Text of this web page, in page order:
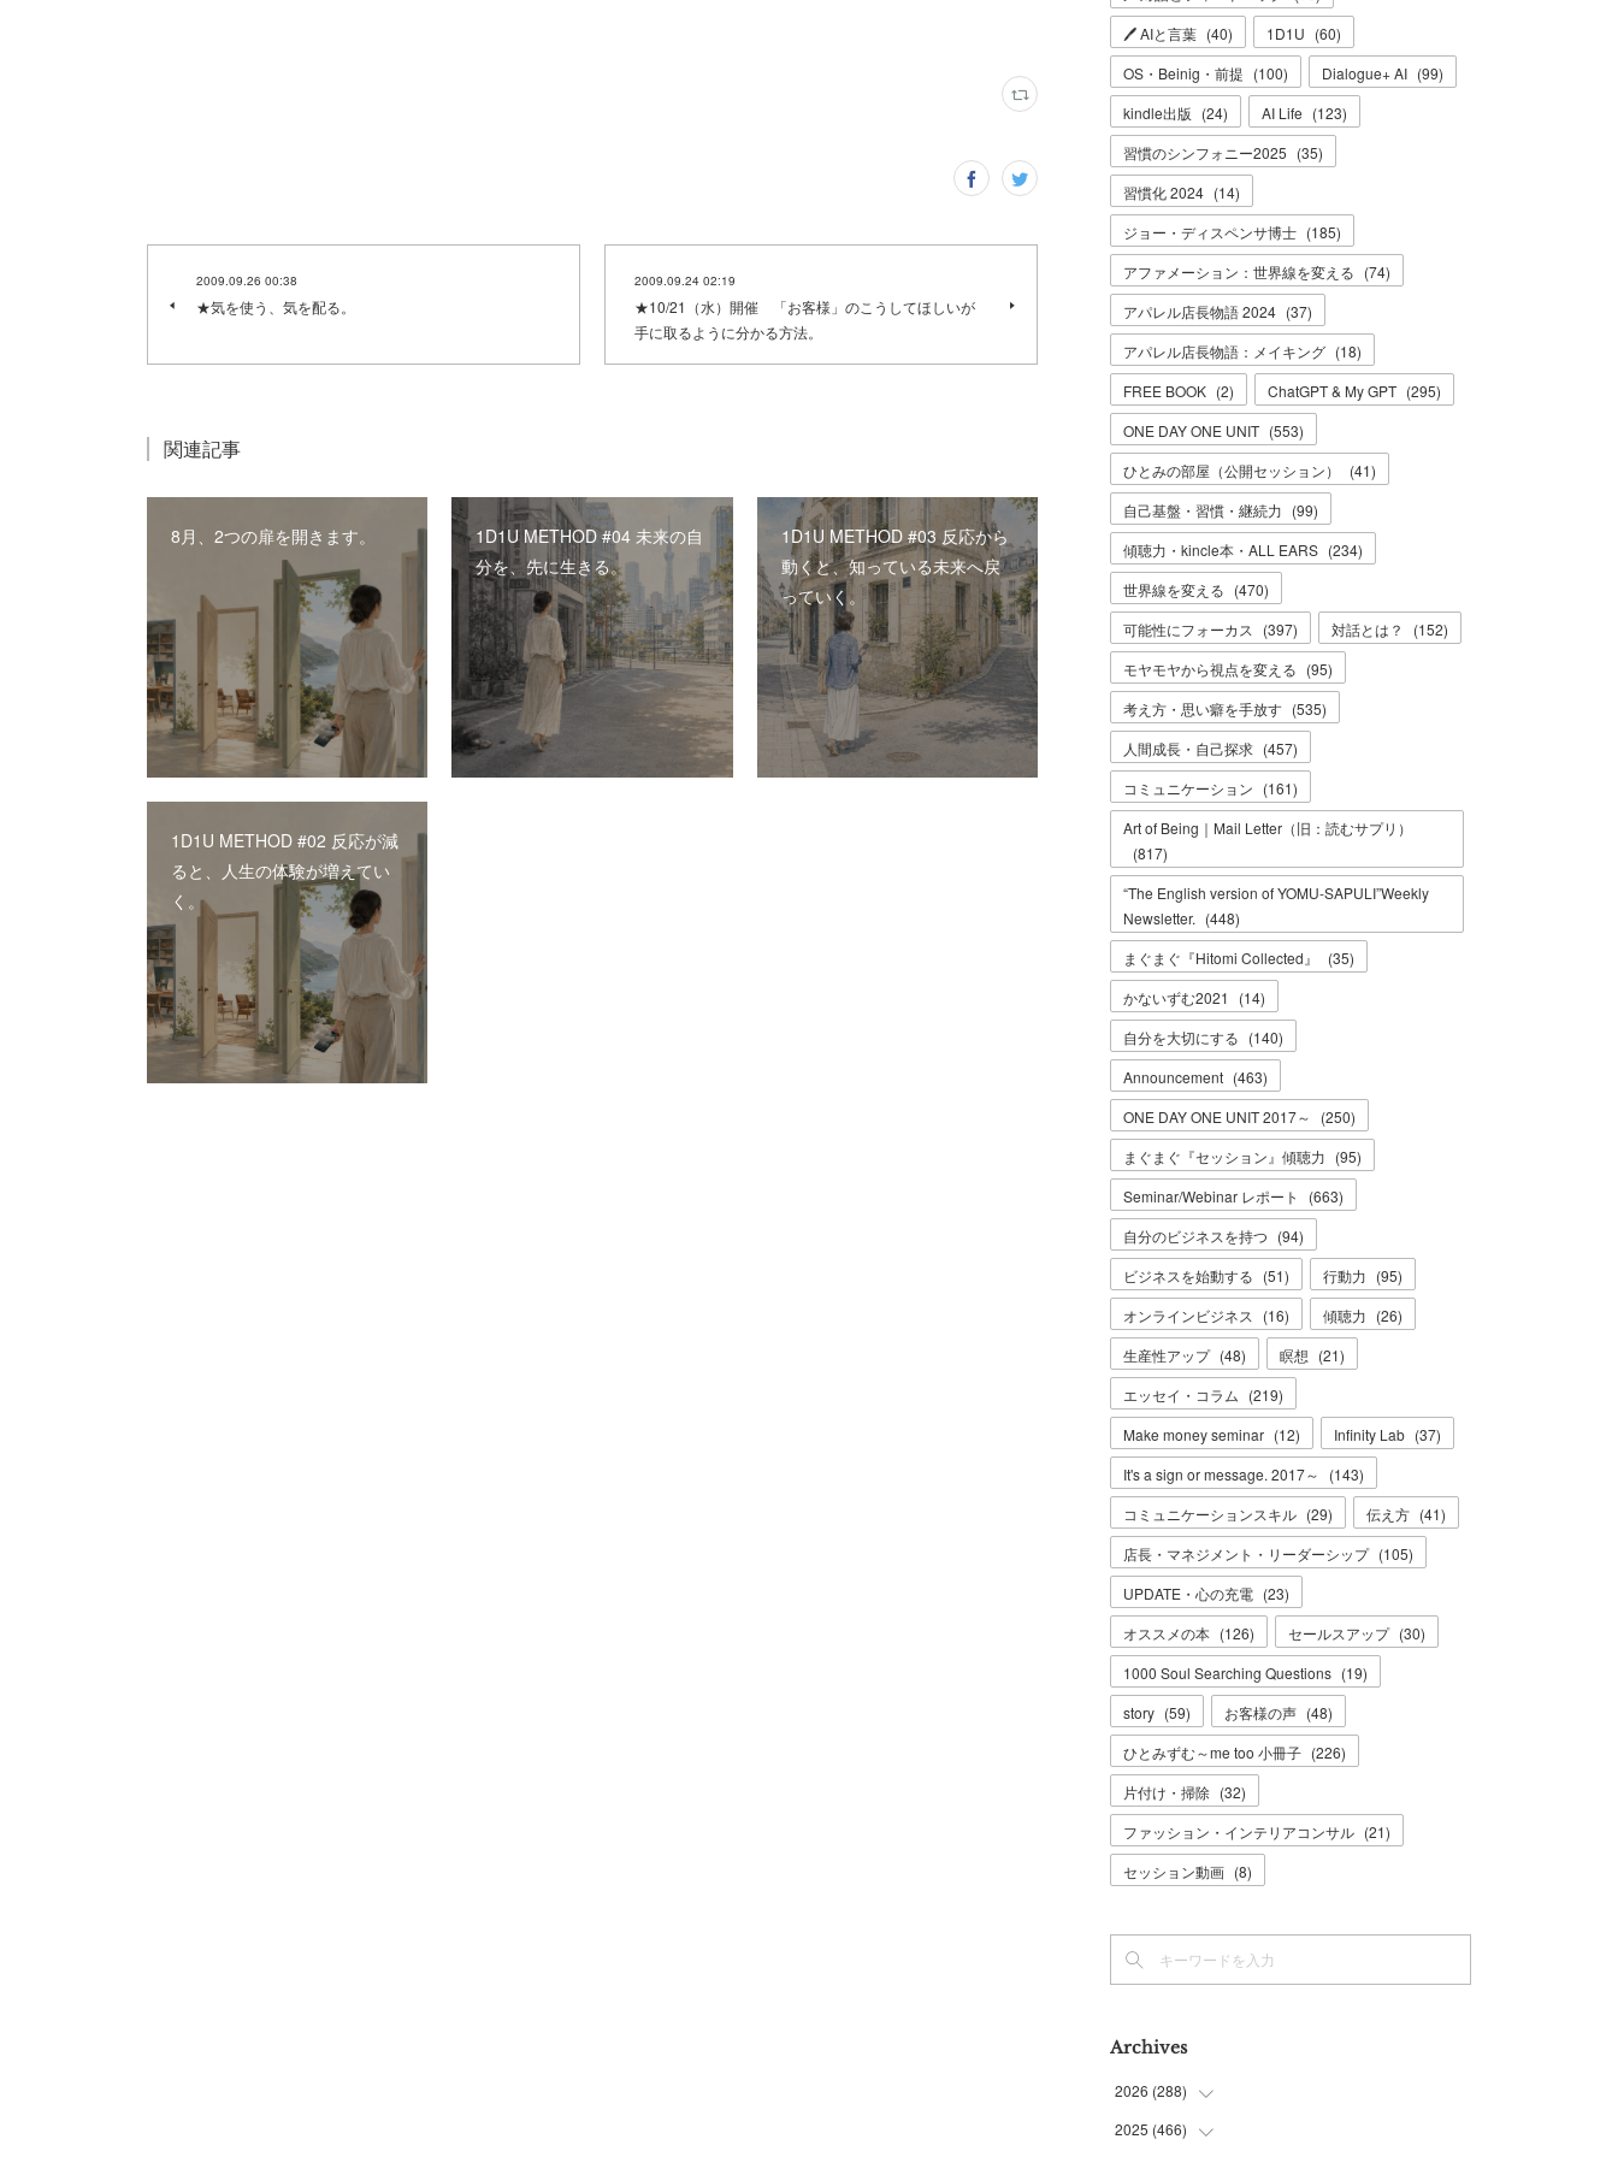
2009.09.26 00:38
★気を使う、気を配る。
2009.09.24 02:19
★10/21（水）開催 「お客様」のこうしてほしいが
手に取るように分かる方法。
関連記事
8月、2つの扉を開きます。
1D1U METHOD #04 未来の自
分を、先に生きる。
1D1U METHOD #03 反応から
動くと、知っている未来へ戻
っていく。
1D1U METHOD #02 反応が減
ると、人生の体験が増えてい
く。
🖊 AIと言葉 (40) 1D1U (60)
OS・Beinig・前提 (100) Dialogue+ AI (99)
kindle出版 (24) AI Life (123)
習慣のシンフォニー2025 (35)
習慣化 2024 (14)
ジョー・ディスペンサ博士 (185)
アファメーション：世界線を変える (74)
アパレル店長物語 2024 (37)
アパレル店長物語：メイキング (18)
FREE BOOK (2) ChatGPT & My GPT (295)
ONE DAY ONE UNIT (553)
ひとみの部屋（公開セッション）
(41)
自己基盤・習慣・継続力 (99)
傾聴力・kincle本・ALL EARS (234)
世界線を変える (470)
可能性にフォーカス
(397) 対話とは？ (152)
モヤモヤから視点を変える (95)
考え方・思い癖を手放す (535)
人間成長・自己探求 (457)
コミュニケーション (161)
Art of Being｜Mail Letter（旧：読むサプリ）
(817)
“The English version of YOMU-SAPULI”Weekly
Newsletter. (448)
まぐまぐ『Hitomi Collected』
(35)
かないずむ2021
(14)
自分を大切にする (140)
Announcement (463)
ONE DAY ONE UNIT 2017～
(250)
まぐまぐ『セッション』傾聴力 (95)
Seminar/Webinar レポート
(663)
自分のビジネスを持つ (94)
ビジネスを始動する (51) 行動力 (95)
オンラインビジネス
(16) 傾聴力 (26)
生産性アップ (48) 瞑想 (21)
エッセイ・コラム (219)
Make money seminar (12) Infinity Lab (37)
It's a sign or message. 2017～
(143)
コミュニケーションスキル (29) 伝え方 (41)
店長・マネジメント・リーダーシップ (105)
UPDATE・心の充電 (23)
オススメの本 (126) セールスアップ (30)
1000 Soul Searching Questions (19)
story (59) お客様の声 (48)
ひとみずむ～me too 小冊子 (226)
片付け・掃除 (32)
ファッション・インテリアコンサル (21)
セッション動画 (8)
Archives
2026 (288)
(9)
2025 (466)